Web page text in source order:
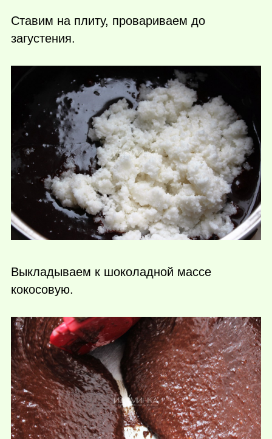
Ставим на плиту, провариваем до
загустения.
Выкладываем к шоколадной массе
кокосовую.